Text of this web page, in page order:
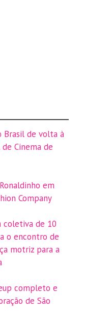
Brasil de volta à
Cinema de
em
Company
coletiva de 10
o encontro de
motriz para a
completo e
de São